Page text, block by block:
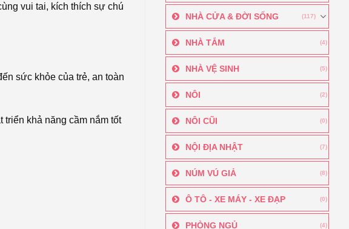
NHÀ CỬA & ĐỜI SỐNG (117)
NHÀ TẮM (4)
NHÀ VỆ SINH (5)
NÔI (2)
NÔI CŨI (0)
NỘI ĐỊA NHẬT (7)
NÚM VÚ GIẢ (8)
Ô TÔ - XE MÁY - XE ĐẠP (0)
PHÒNG NGỦ (4)
vui tai, kích thích sự chú
sức khỏe của trẻ, an toàn
triển khả năng cầm nắm tốt